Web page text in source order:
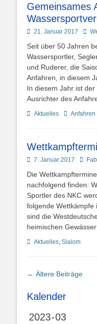
Gemeinsames
Posted
21. Januar 2017 Autor
Seit über 50 Jahren
Wassersportler,
und Ruderer, die
Anfahren, in diesem
In diesem Jahr ist
Ausrichter des
Kategorien
Aktuelles Schlagworte
Anfahren
Posted
7. Januar 2017 Autor
Die
nachfolgend finden:
Sportler des NKC
folgende Wettkämpfe
sind die
heimischen
Kategorien
Aktuelles, Slalom
Beitragsnavigation
← Ältere Beiträge
Kalender